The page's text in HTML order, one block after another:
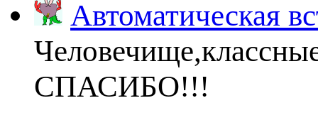
Автоматическая
СПАСИБО!!!